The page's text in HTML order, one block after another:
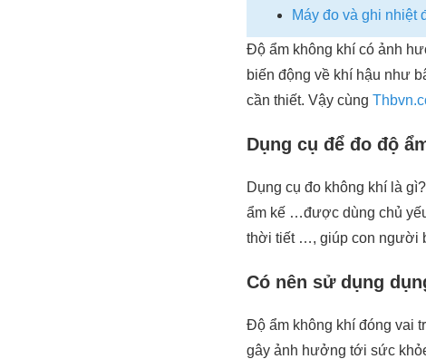
Máy đo và ghi nhiệt
Độ ẩm không khí có ảnh
biến động về khí hậu như
cần thiết. Vậy cùng
Dụng cụ để đo độ
Dụng cụ đo không khí là
ẩm kế …được dùng chủ
thời tiết …, giúp con người
Có nên sử dụng
Độ ẩm không khí đóng vai
gây ảnh hưởng tới sức